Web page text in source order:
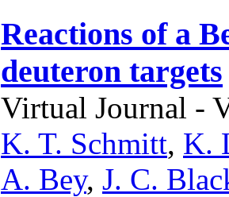
Reactions of a
deuteron targets
Virtual Journal -
K. T. Schmitt, K.
A. Bey, J. C.